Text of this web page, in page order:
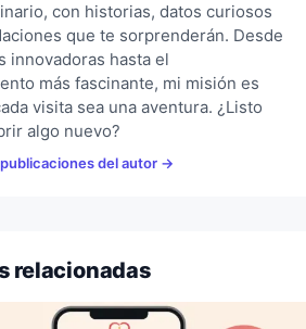
con historias, datos curiosos
que te sorprenderán. Desde
innovadoras hasta el
más fascinante, mi misión es
visita sea una aventura. ¿Listo
algo nuevo?
del autor
relacionadas